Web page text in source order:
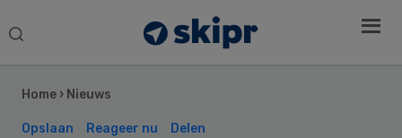
Search
Home › Nieuws
Opslaan Reageer nu Delen
Sidebar